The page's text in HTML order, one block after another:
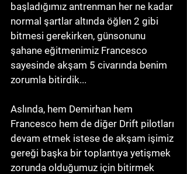
başladığımız antrenman her ne kadar
normal şartlar altında öğlen 2 gibi
bitmesi gerekirken, günsonunu
şahane eğitmenimiz Francesco
sayesinde akşam 5 civarında benim
zorumla bitirdik...
Aslında, hem Demirhan hem
Francesco hem de diğer Drift pilotları
devam etmek istese de akşam işimiz
gereği başka bir toplantıya yetişmek
zorunda olduğumuz için bitirmek